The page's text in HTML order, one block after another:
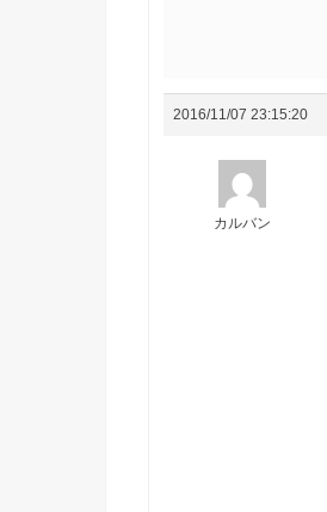
2016/11/07 23:15:20
カルバン